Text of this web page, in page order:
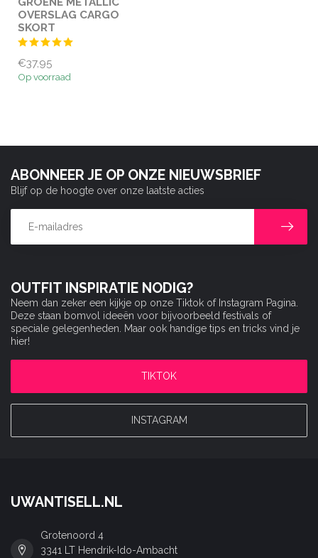
OVERSLAG CARGO
SKORT
€37,95
Op voorraad
OUTFIT INSPIRATIE NODIG?
Neem dan zeker een kijkje op onze Tiktok of Instagram Pagina.
Deze staan bomvol ideeën voor bijvoorbeeld festivals of
speciale gelegenheden. Maar ook handige tips en tricks vind je
hier!
TIKTOK
INSTAGRAM
ABONNEER JE OP ONZE NIEUWSBRIEF
Blijf op de hoogte over onze laatste acties
UWANTISELL.NL
Grotenoord 4
3341 LT Hendrik-Ido-Ambacht